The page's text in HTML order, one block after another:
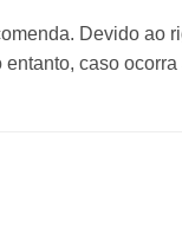
Devido ao
caso ocorra